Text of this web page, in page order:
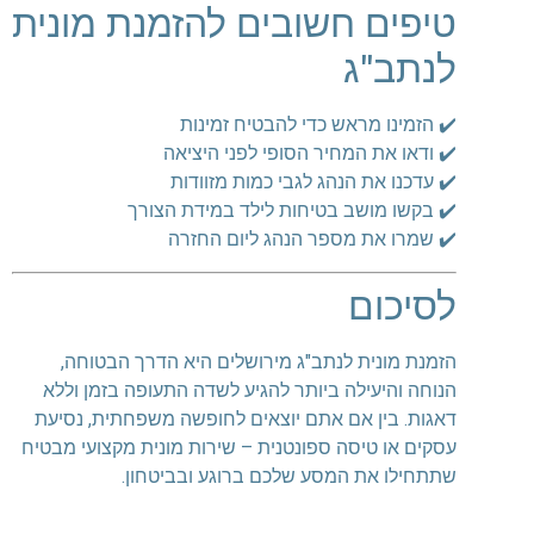
טיפים חשובים להזמנת מונית
לנתב"ג
✔️ הזמינו מראש כדי להבטיח זמינות
✔️ ודאו את המחיר הסופי לפני היציאה
✔️ עדכנו את הנהג לגבי כמות מזוודות
✔️ בקשו מושב בטיחות לילד במידת הצורך
✔️ שמרו את מספר הנהג ליום החזרה
לסיכום
הזמנת מונית לנתב"ג מירושלים היא הדרך הבטוחה,
הנוחה והיעילה ביותר להגיע לשדה התעופה בזמן וללא
דאגות. בין אם אתם יוצאים לחופשה משפחתית, נסיעת
עסקים או טיסה ספונטנית – שירות מונית מקצועי מבטיח
שתתחילו את המסע שלכם ברוגע ובביטחון.